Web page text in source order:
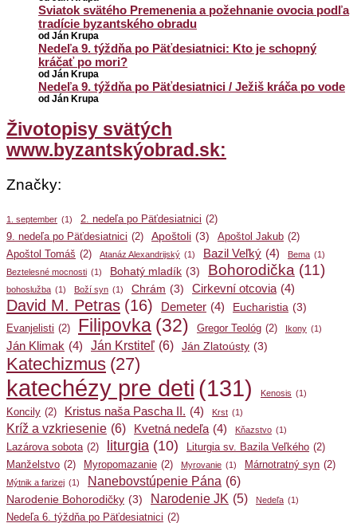
Sviatok svätého Premenenia a požehnanie ovocia podľa
tradície byzantského obradu
od Ján Krupa
Nedeľa 9. týždňa po Päťdesiatnici: Kto je schopný
kráčať po mori?
od Ján Krupa
Nedeľa 9. týždňa po Päťdesiatnici / Ježiš kráča po vode
od Ján Krupa
Životopisy svätých
www.byzantskýobrad.sk:
Značky:
1. september (1) 2. nedeľa po Päťdesiatnici (2)
9. nedeľa po Päťdesiatnici (2) Apoštoli (3) Apoštol Jakub (2)
Apoštol Tomáš (2) Atanáz Alexandrijský (1) Bazil Veľký (4) Bema (1)
Beztelesné mocnosti (1) Bohatý mladík (3) Bohorodička (11)
bohoslužba (1) Boží syn (1) Chrám (3) Cirkevní otcovia (4)
David M. Petras (16) Demeter (4) Eucharistia (3)
Evanjelisti (2) Filipovka (32) Gregor Teológ (2) Ikony (1)
Ján Klimak (4) Ján Krstiteľ (6) Ján Zlatoústy (3)
Katechizmus (27)
katechézy pre deti (131) Kenosis (1)
Koncily (2) Kristus naša Pascha II. (4) Krst (1)
Kríž a vzkriesenie (6) Kvetná nedeľa (4) Kňazstvo (1)
Lazárova sobota (2) liturgia (10) Liturgia sv. Bazila Veľkého (2)
Manželstvo (2) Myropomazanie (2) Myrovanie (1) Márnotratný syn (2)
Mýtnik a farizej (1) Nanebovstúpenie Pána (6)
Narodenie Bohorodičky (3) Narodenie JK (5) Nedeľa (1)
Nedeľa 6. týždňa po Päťdesiatnici (2)